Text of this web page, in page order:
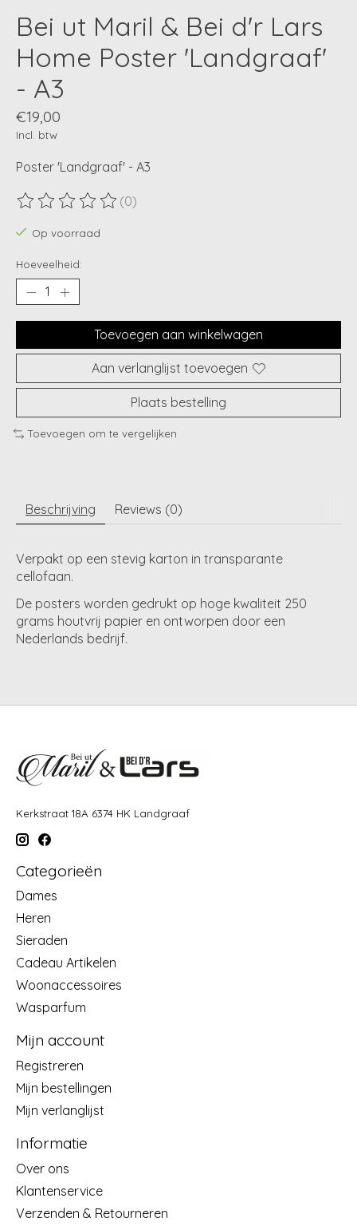
Bei ut Maril & Bei d'r Lars
Home Poster 'Landgraaf'
- A3
€19,00
Incl. btw
Poster 'Landgraaf' - A3
De beoordeling van dit product is
(0)
Op voorraad
Hoeveelheid:
Toevoegen aan winkelwagen
Aan verlanglijst toevoegen
Plaats bestelling
Toevoegen om te vergelijken
Beschrijving Reviews (0)
Verpakt op een stevig karton in transparante
cellofaan.
De posters worden gedrukt op hoge kwaliteit 250
grams houtvrij papier en ontworpen door een
Nederlands bedrijf.
Kerkstraat 18A 6374 HK Landgraaf
Categorieën
Dames
Heren
Sieraden
Cadeau Artikelen
Woonaccessoires
Wasparfum
Mijn account
Registreren
Mijn bestellingen
Mijn verlanglijst
Informatie
Over ons
Klantenservice
Verzenden & Retourneren